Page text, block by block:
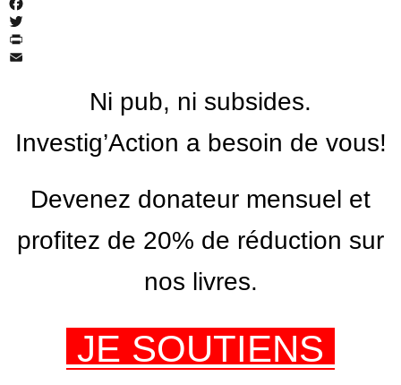
Facebook
Twitter
PrintFriendly
Ni pub, ni subsides.
Investig’Action a besoin de vous!
Devenez donateur mensuel et
profitez de 20% de réduction sur
nos livres.
JE SOUTIENS